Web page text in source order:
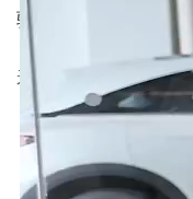
驰设计+1810km超长
来自：新车评